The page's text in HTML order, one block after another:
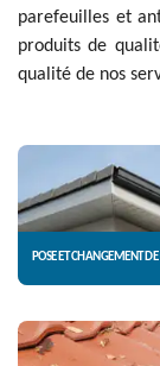
parefeuilles et
produits de
qualité de nos
POSE ET CHANGEMENT